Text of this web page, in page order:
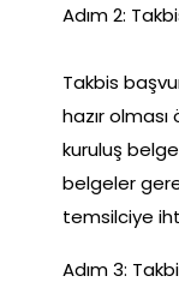
Adım 2:
Takbis
hazır
kuruluş
belgeler
temsilciye
Adım 3: